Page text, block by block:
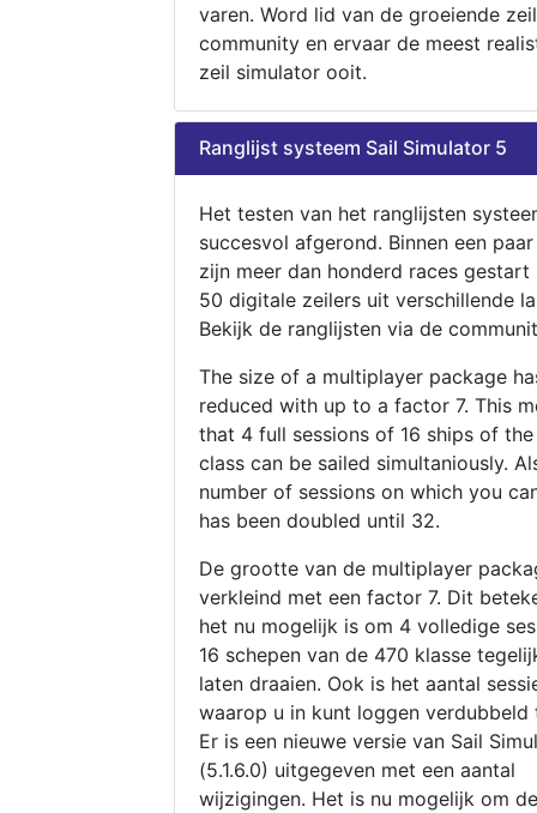
varen. Word lid van de groeiende zeil
community en ervaar de meest
zeil simulator ooit.
Ranglijst systeem Sail Simulator 5
Het testen van het ranglijsten
succesvol afgerond. Binnen een
zijn meer dan honderd races gestart
50 digitale zeilers uit verschillende
Bekijk de ranglijsten via de
The size of a multiplayer package
reduced with up to a factor 7. This
that 4 full sessions of 16 ships of
class can be sailed simultaniously.
number of sessions on which you
has been doubled until 32.
De grootte van de multiplayer
verkleind met een factor 7. Dit
het nu mogelijk is om 4 volledige
16 schepen van de 470 klasse
laten draaien. Ook is het aantal
waarop u in kunt loggen verdubbeld
Er is een nieuwe versie van Sail
(5.1.6.0) uitgegeven met een aantal
wijzigingen. Het is nu mogelijk om de